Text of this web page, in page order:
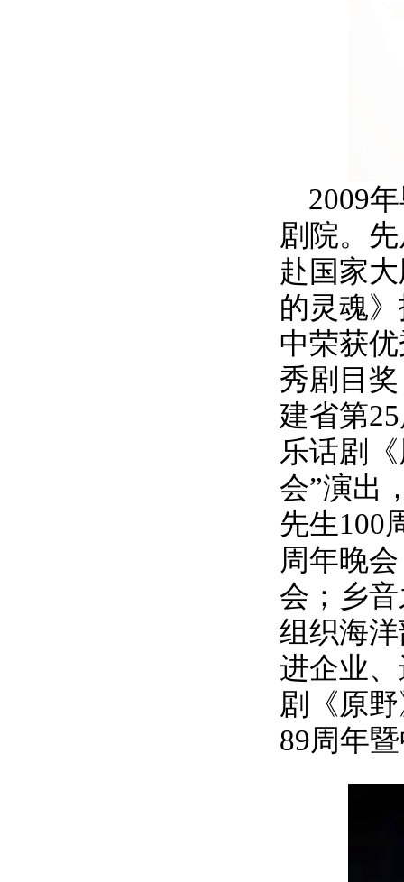
2009
剧院。
赴国家
的灵魂
中荣获
秀剧目
建省第25
乐话剧
会”演出
先生100
周年晚
会；乡
组织海
进企业
剧《原
89周年